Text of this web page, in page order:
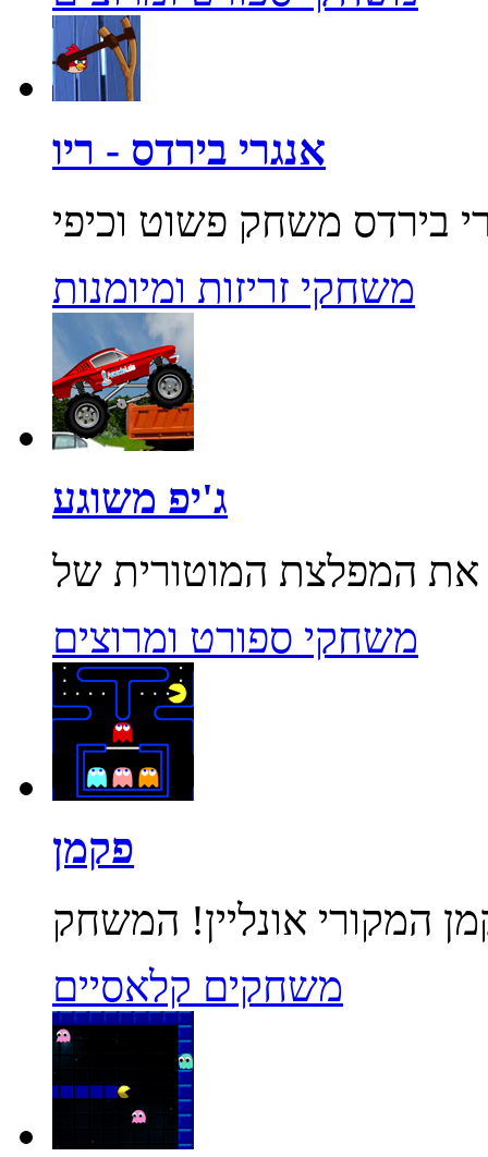
אנגרי בירדס - ריו
משחקי זריזות ומיומנות
ג'יפ משוגע
משחקי ספורט ומרוצים
פקמן
משחקים קלאסיים